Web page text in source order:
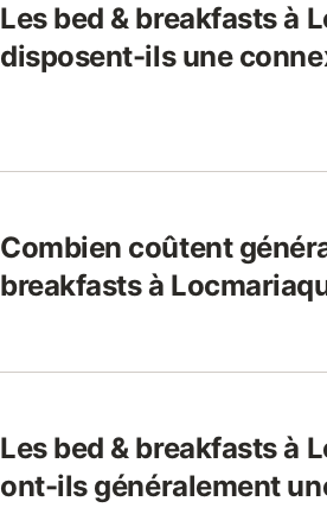
Les bed & breakfasts à
disposent-ils une
Combien coûtent
breakfasts à
Les bed & breakfasts à
ont-ils généralement